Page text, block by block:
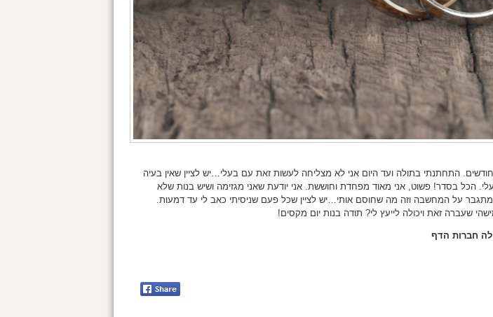
התחתנתי בתולה ועד היום אני לא מצליחה לעשות זאת עם בעלי…יש לציין שאין בעיה
הכל בסדר! פשוט, אני מאוד מפחדת וחוששת. אני יודעת שאני מגזימה ושיש בנות שלא
על המחשבה וזה מה שחוסם אותי…יש לציין שכל פעם שניסיתי כאב לי עד דמעות.
שעברה זאת ויכולה לייעץ לי? תודה בנות יום מקסים!
לה חברות הדף